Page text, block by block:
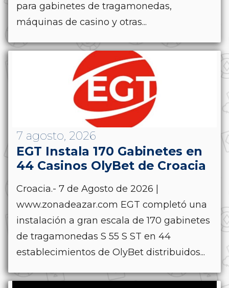
para gabinetes de tragamonedas,
máquinas de casino y otras...
7 agosto, 2026
EGT Instala 170 Gabinetes en
44 Casinos OlyBet de Croacia
Croacia.- 7 de Agosto de 2026 |
www.zonadeazar.com EGT completó una
instalación a gran escala de 170 gabinetes
de tragamonedas S 55 S ST en 44
establecimientos de OlyBet distribuidos...